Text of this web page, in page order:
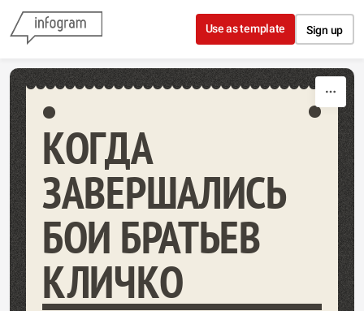
Skip to content
Use as template Sign up
КОГДА
ЗАВЕРШАЛИСЬ
БОИ БРАТЬЕВ
КЛИЧКО